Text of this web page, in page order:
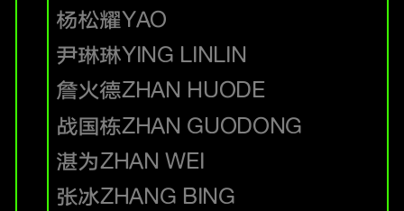
杨松耀YAO
尹琳琳YING LINLIN
詹火德ZHAN HUODE
战国栋ZHAN GUODONG
湛为ZHAN WEI
张冰ZHANG BING